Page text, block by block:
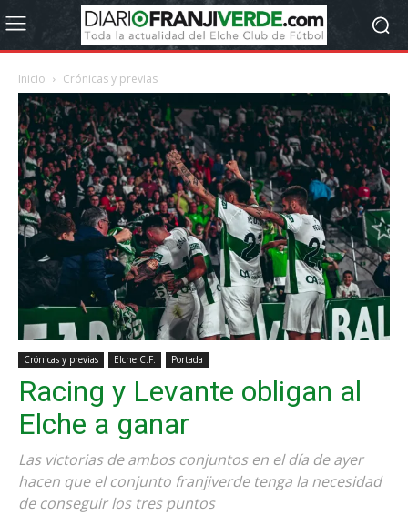
Inicio Crónicas y previas
Crónicas y previas Elche C.F. Portada
Racing y Levante obligan al
Elche a ganar
Las victorias de ambos conjuntos en el día de ayer
hacen que el conjunto franjiverde tenga la necesidad
de conseguir los tres puntos